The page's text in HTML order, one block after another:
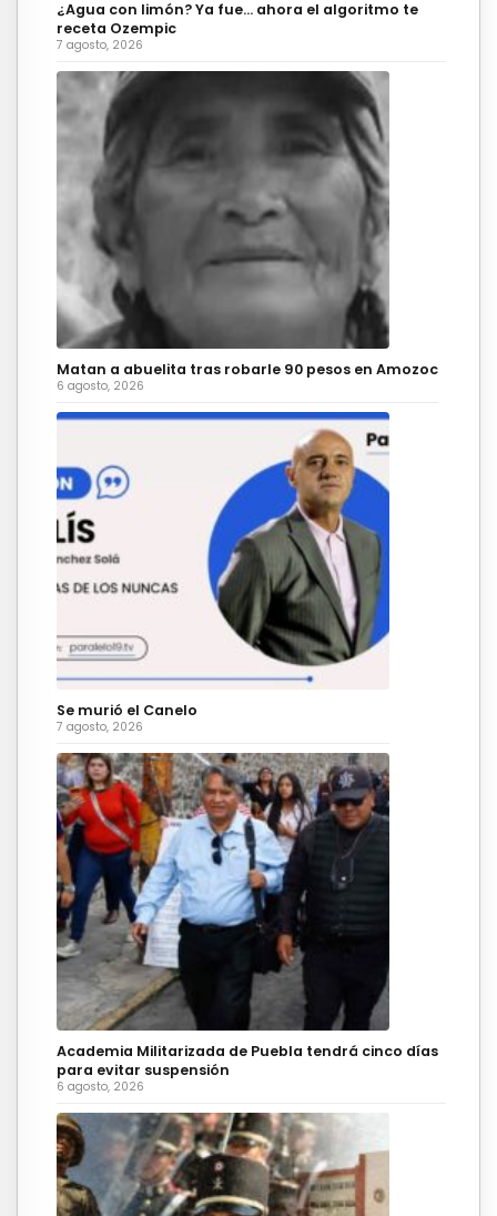
¿Agua con limón? Ya fue… ahora el algoritmo te
receta Ozempic
7 agosto, 2026
Matan a abuelita tras robarle 90 pesos en Amozoc
6 agosto, 2026
Se murió el Canelo
7 agosto, 2026
Academia Militarizada de Puebla tendrá cinco días
para evitar suspensión
6 agosto, 2026